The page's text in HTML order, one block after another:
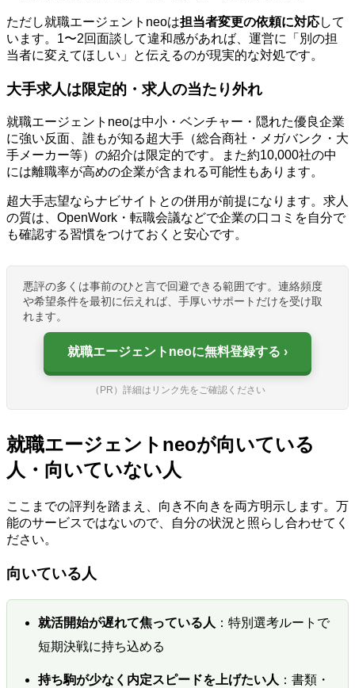
ただし就職エージェントneoは担当者変更の依頼に対応して
います。1〜2回面談して違和感があれば、運営に「別の担
当者に変えてほしい」と伝えるのが現実的な対処です。
大手求人は限定的・求人の当たり外れ
就職エージェントneoは中小・ベンチャー・隠れた優良企業
に強い反面、誰もが知る超大手（総合商社・メガバンク・大
手メーカー等）の紹介は限定的です。また約10,000社の中
には離職率が高めの企業が含まれる可能性もあります。
超大手志望ならナビサイトとの併用が前提になります。求人
の質は、OpenWork・転職会議などで企業の口コミを自分で
も確認する習慣をつけておくと安心です。
悪評の多くは事前のひと言で回避できる範囲です。連絡頻度
や希望条件を最初に伝えれば、手厚いサポートだけを受け取
れます。
就職エージェントneoに無料登録する
（PR）詳細はリンク先をご確認ください
就職エージェントneoが向いている
人・向いていない人
ここまでの評判を踏まえ、向き不向きを両方明示します。万
能のサービスではないので、自分の状況と照らし合わせてく
ださい。
向いている人
就活開始が遅れて焦っている人 ：特別選考ルートで
短期決戦に持ち込める
持ち駒が少なく内定スピードを上げたい人 ：書類・